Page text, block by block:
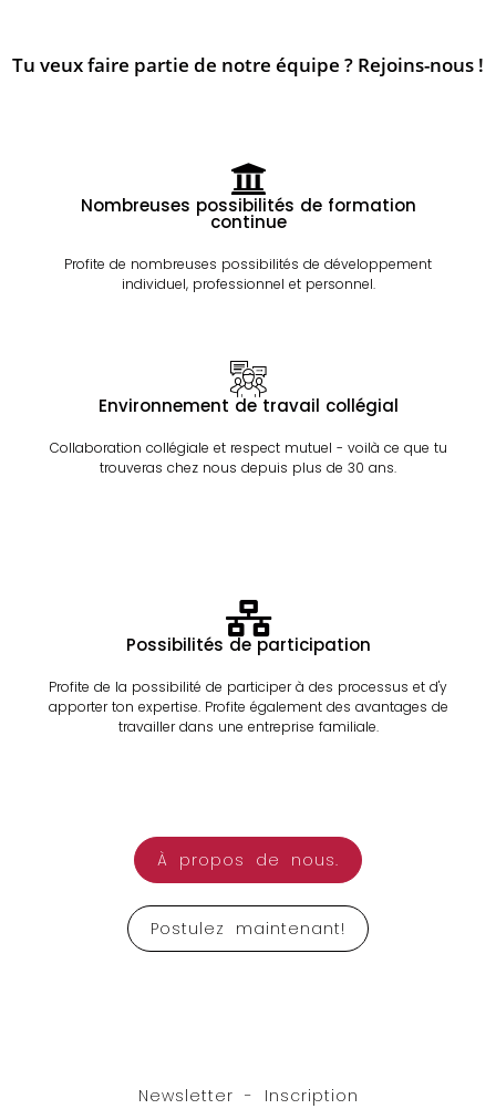
Tu veux faire partie de notre équipe ? Rejoins-nous !
Nombreuses possibilités de formation
continue
Profite de nombreuses possibilités de développement
individuel, professionnel et personnel.
Environnement de travail collégial
Collaboration collégiale et respect mutuel - voilà ce que tu
trouveras chez nous depuis plus de 30 ans.
Possibilités de participation
Profite de la possibilité de participer à des processus et d'y
apporter ton expertise. Profite également des avantages de
travailler dans une entreprise familiale.
À propos de nous.
Postulez maintenant!
Newsletter - Inscription